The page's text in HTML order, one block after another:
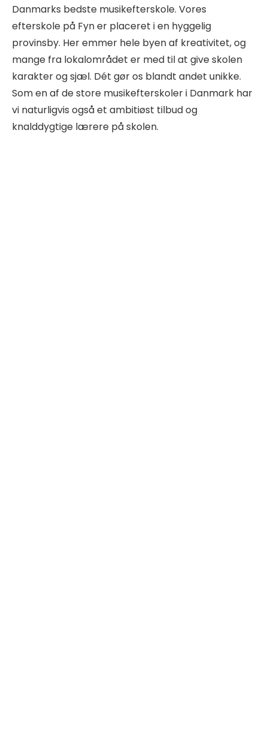
Danmarks bedste musikefterskole. Vores
efterskole på Fyn er placeret i en hyggelig
provinsby. Her emmer hele byen af kreativitet, og
mange fra lokalområdet er med til at give skolen
karakter og sjæl. Dét gør os blandt andet unikke.
Som en af de store musikefterskoler i Danmark har
vi naturligvis også et ambitiøst tilbud og
knalddygtige lærere på skolen.